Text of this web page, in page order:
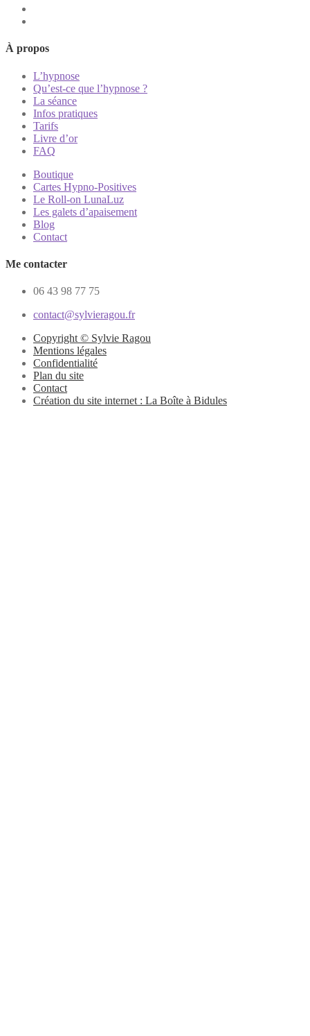
À propos
L’hypnose
Qu’est-ce que l’hypnose ?
La séance
Infos pratiques
Tarifs
Livre d’or
FAQ
Boutique
Cartes Hypno-Positives
Le Roll-on LunaLuz
Les galets d’apaisement
Blog
Contact
Me contacter
06 43 98 77 75
contact@sylvieragou.fr
Copyright © Sylvie Ragou
Mentions légales
Confidentialité
Plan du site
Contact
Création du site internet : La Boîte à Bidules